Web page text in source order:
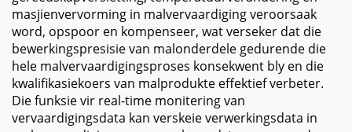
masjienvervorming in malvervaardiging veroorsaak
word, opspoor en kompenseer, wat verseker dat die
bewerkingspresisie van malonderdele gedurende die
hele malvervaardigingsproses konsekwent bly en die
kwalifikasiekoers van malprodukte effektief verbeter.
Die funksie vir real-time monitering van
vervaardigingsdata kan verskeie verwerkingsdata in